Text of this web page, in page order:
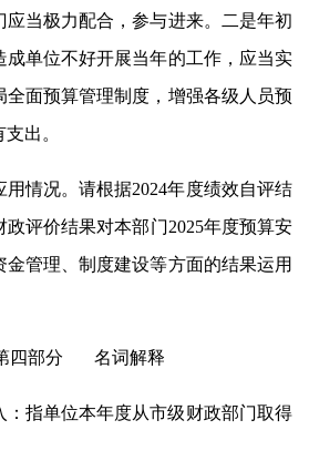
当极力配合，参与进来。二是年初
成单位不好开展当年的工作，应当实
面预算管理制度，增强各级人员预
出。
用情况。请根据2024年度绩效自评结
评价结果对本部门2025年度预算安
管理、制度建设等方面的结果运用
四部分 名词解释
：指单位本年度从市级财政部门取得